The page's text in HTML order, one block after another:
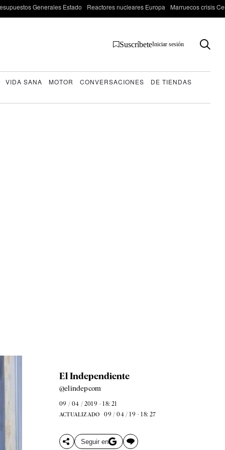
Generales Estado Reactores nucleares Europa Marruecos crisis
SuscríbeteIniciar sesión
VIDA SANA MOTOR CONVERSACIONES DE TIENDAS
El Independiente
@elindepcom
09 / 04 / 2019 - 18: 21
ACTUALIZADO 09 / 04 / 19 - 18: 27
Seguir en